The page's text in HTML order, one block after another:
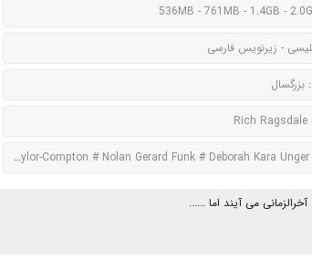
536MB - 761MB - 1.4GB -
- زیرنویس فارسی
:بزرگسال
:
Rich Ragsdale
Scout Taylor-Compton # Nolan Gerard Funk # Deborah Kara Unger
می آیند اما ......